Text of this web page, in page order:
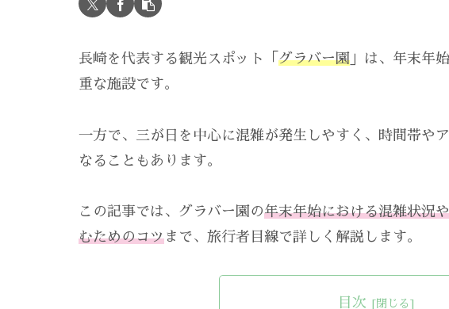
長崎を代表する観光スポット「 グラバー園 」は、年末年
重な施設です。
一方で、三が日を中心に混雑が発生しやすく、時間帯や
なることもあります。
この記事では、グラバー園の年末年始における混雑状況
むためのコツまで、旅行者目線で詳しく解説します。
目次